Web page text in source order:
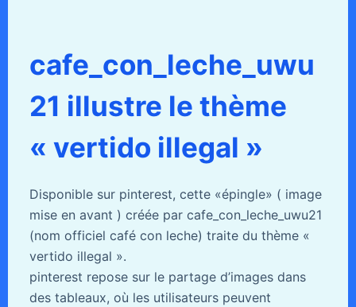
cafe_con_leche_uwu
21 illustre le thème
« vertido illegal »
Disponible sur pinterest, cette «épingle» ( image
mise en avant ) créée par cafe_con_leche_uwu21
(nom officiel café con leche) traite du thème «
vertido illegal ».
pinterest repose sur le partage d’images dans
des tableaux, où les utilisateurs peuvent